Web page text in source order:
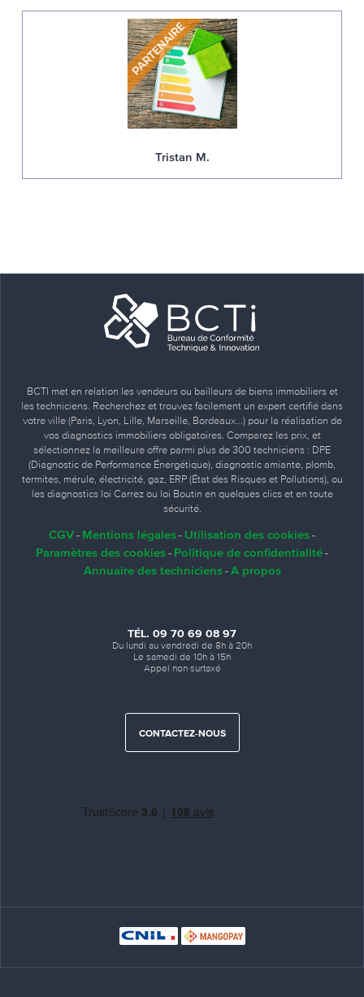
Tristan M.
BCTI met en relation les vendeurs ou bailleurs de biens immobiliers et
les techniciens. Recherchez et trouvez facilement un expert certifié dans
votre ville (Paris, Lyon, Lille, Marseille, Bordeaux…) pour la réalisation de
vos diagnostics immobiliers obligatoires. Comparez les prix, et
sélectionnez la meilleure offre parmi plus de 300 techniciens : DPE
(Diagnostic de Performance Énergétique), diagnostic amiante, plomb,
termites, mérule, électricité, gaz, ERP (État des Risques et Pollutions), ou
les diagnostics loi Carrez ou loi Boutin en quelques clics et en toute
sécurité.
CGV - Mentions légales - Utilisation des cookies -
Paramètres des cookies - Politique de confidentialité -
Annuaire des techniciens- A propos
TÉL. 09 70 69 08 97
Du lundi au vendredi de 8h à 20h
Le samedi de 10h à 15h
Appel non surtaxé
CONTACTEZ-NOUS